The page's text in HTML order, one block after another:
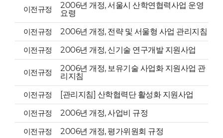
이전규정
2006년 개정, 서울시 산학연협력사업 운영
요령
이전규정
2006년 개정, 전략 및 서울형 사업 관리지침
이전규정
2006년 개정, 신기술 연구개발 지원사업
이전규정
2006년 개정, 보유기술 사업화 지원사업 관
리지침
이전규정
[관리지침] 산학협력단 활성화 지원사업
이전규정
2006년 개정, 사업비 규정
이전규정
2006년 개정, 평가위원회 규정